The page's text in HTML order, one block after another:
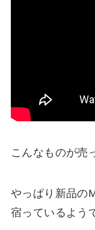
こんなものが売
やっぱり新品の
宿っているよう